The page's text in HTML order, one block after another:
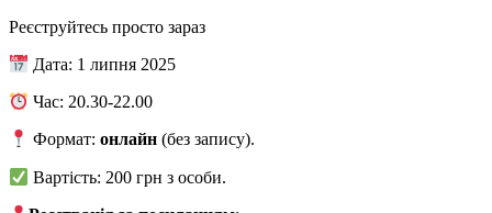
Реєструйтесь просто зараз
Дата: 1 липня 2025
Час: 20.30-22.00
Формат:онлайн(без запису).
Вартість: 200 грн з особи.